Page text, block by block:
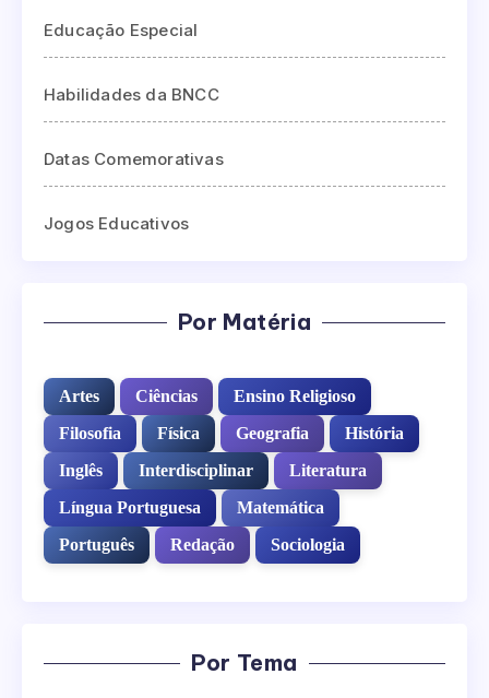
Educação Especial
Habilidades da BNCC
Datas Comemorativas
Jogos Educativos
Por Matéria
Artes Ciências
Ensino Religioso
Filosofia
Física Geografia
História
Inglês
Interdisciplinar
Literatura
Língua Portuguesa
Matemática
Português
Redação Sociologia
Por Tema